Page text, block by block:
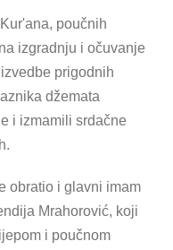
poučnih
izgradnju i očuvanje
prigodnih
džemata
i izmamili srdačne
obratio i glavni imam
Mrahorović, koji
i poučnom